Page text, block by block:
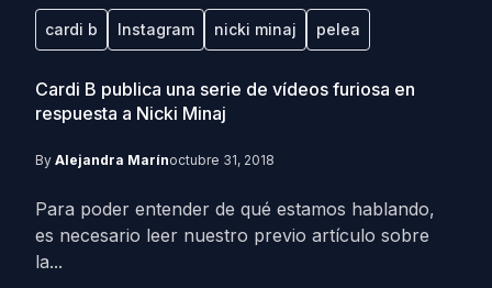
cardi b Instagram nicki minaj pelea
Cardi B publica una serie de vídeos furiosa en
respuesta a Nicki Minaj
By Alejandra Marínoctubre 31, 2018
Para poder entender de qué estamos hablando,
es necesario leer nuestro previo artículo sobre
la...